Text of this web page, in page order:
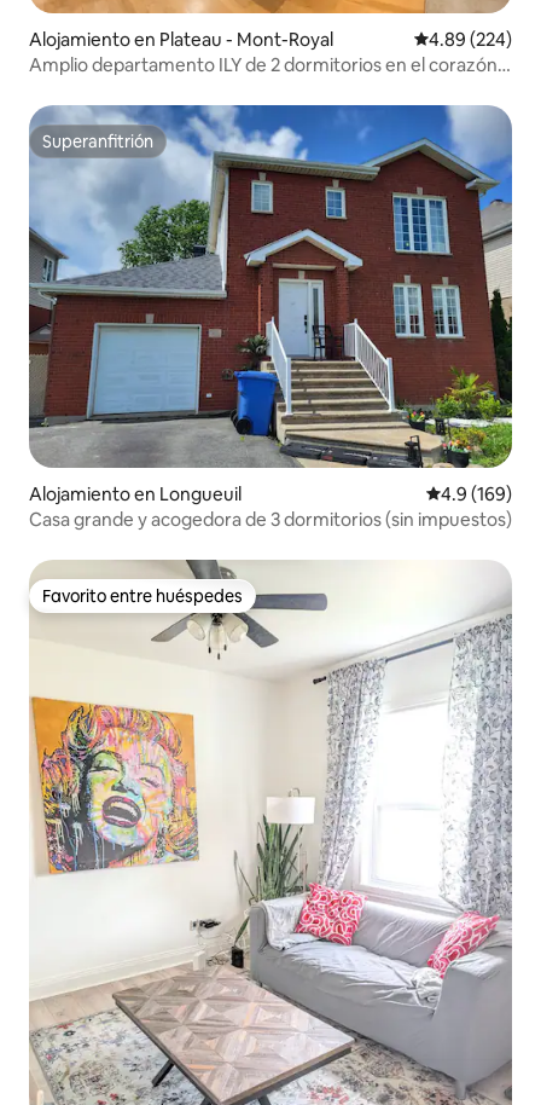
Alojamiento en Plateau - Mont-Royal Calificación
4.89 (224)
Amplio departamento ILY de 2 dormitorios en el corazón
Superanfitrión
Superanfitrión
Alojamiento en Longueuil Calificación
4.9 (169)
Casa grande y acogedora de 3 dormitorios (sin impuestos)
Favorito entre huéspedes
Favorito entre huéspedes